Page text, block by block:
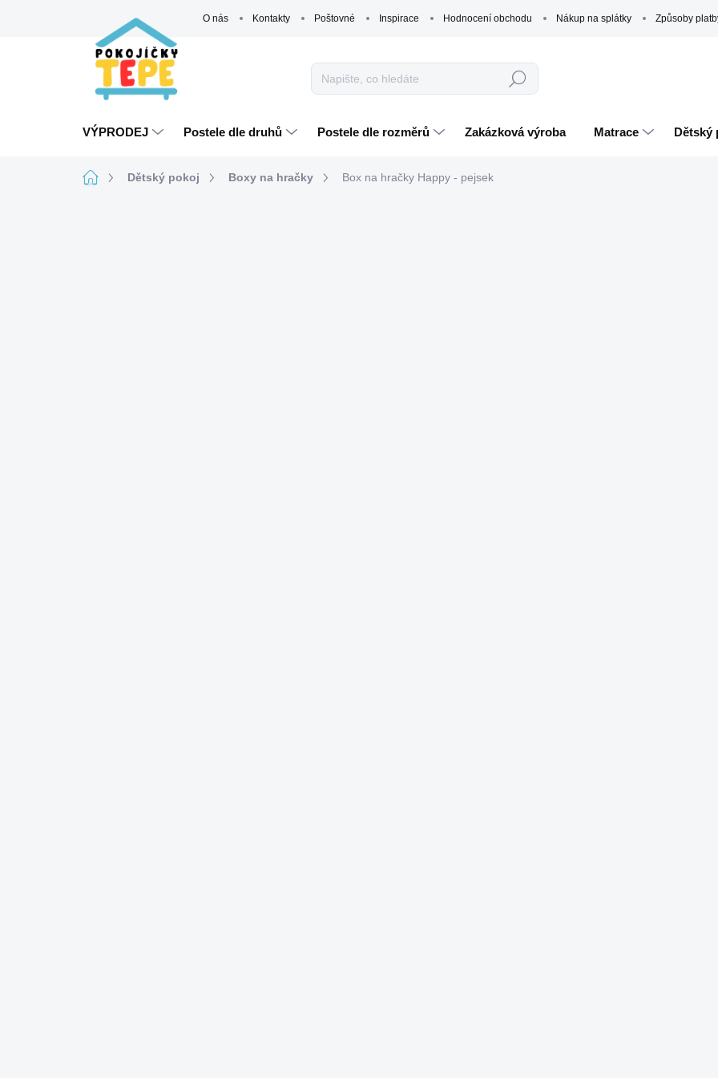
O nás Kontakty Poštovné Inspirace Hodnocení obchodu Nákup na splátky Způsoby
Hledat
VÝPRODEJ Postele dle druhů Postele dle rozměrů Zakázková výroba Matrace Dětský
DomůDětský pokoj Boxy na hračky Box na hračky Happy - pejsek